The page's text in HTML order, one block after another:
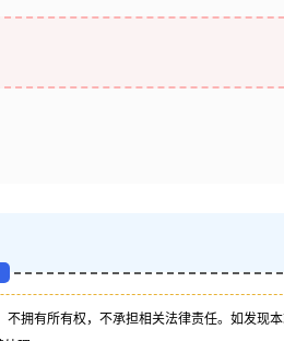
拥有所有权，不承担相关法律责任。如发现